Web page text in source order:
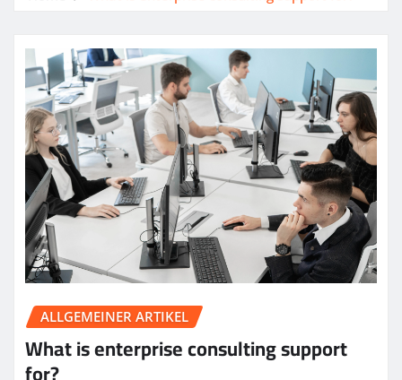
ALLGEMEINER ARTIKEL
What is enterprise consulting support